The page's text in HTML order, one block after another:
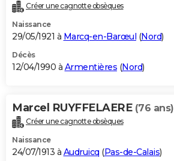
Créer une cagnotte obsèques
Naissance
29/05/1921 à Marcq-en-Barœul (Nord)
Décès
12/04/1990 à Armentières (Nord)
Marcel RUYFFELAERE (76 ans)
Créer une cagnotte obsèques
Naissance
24/07/1913 à Audruicq (Pas-de-Calais)